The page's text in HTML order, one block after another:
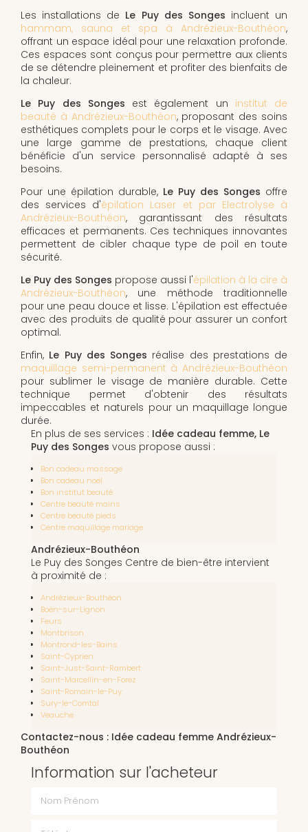
Les installations de Le Puy des Songes incluent un
hammam, sauna et spa à Andrézieux-Bouthéon,
offrant un espace idéal pour une relaxation profonde.
Ces espaces sont conçus pour permettre aux clients
de se détendre pleinement et profiter des bienfaits de
la chaleur.
Le Puy des Songes est également un institut de
beauté à Andrézieux-Bouthéon, proposant des soins
esthétiques complets pour le corps et le visage. Avec
une large gamme de prestations, chaque client
bénéficie d'un service personnalisé adapté à ses
besoins.
Pour une épilation durable, Le Puy des Songes offre
des services d'épilation Laser et par Electrolyse à
Andrézieux-Bouthéon, garantissant des résultats
efficaces et permanents. Ces techniques innovantes
permettent de cibler chaque type de poil en toute
sécurité.
Le Puy des Songes propose aussi l'épilation à la cire à
Andrézieux-Bouthéon, une méthode traditionnelle
pour une peau douce et lisse. L'épilation est effectuée
avec des produits de qualité pour assurer un confort
optimal.
Enfin, Le Puy des Songes réalise des prestations de
maquillage semi-permanent à Andrézieux-Bouthéon
pour sublimer le visage de manière durable. Cette
technique permet d'obtenir des résultats
impeccables et naturels pour un maquillage longue
durée.
En plus de ses services : Idée cadeau femme, Le
Puy des Songes vous propose aussi :
Bon cadeau massage
Bon cadeau noël
Bon institut beauté
Centre beauté mains
Centre beauté pieds
Centre maquillage mariage
Andrézieux-Bouthéon
Le Puy des Songes Centre de bien-être intervient
à proximité de :
Andrézieux-Bouthéon
Boën-sur-Lignon
Feurs
Montbrison
Montrond-les-Bains
Saint-Cyprien
Saint-Just-Saint-Rambert
Saint-Marcellin-en-Forez
Saint-Romain-le-Puy
Sury-le-Comtal
Veauche
Contactez-nous : Idée cadeau femme Andrézieux-
Bouthéon
Information sur l'acheteur